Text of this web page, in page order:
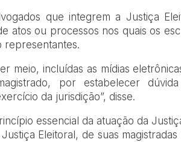
que integrem a Justiça
atos ou processos nos quais os
representantes.
meio, incluídas as mídias
por estabelecer
da jurisdição”, disse.
essencial da atuação da
Eleitoral, de suas